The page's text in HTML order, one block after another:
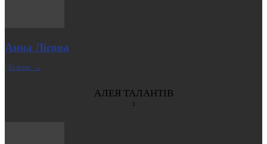
Анна Лісова
| Більше →
АЛЕЯ ТАЛАНТІВ